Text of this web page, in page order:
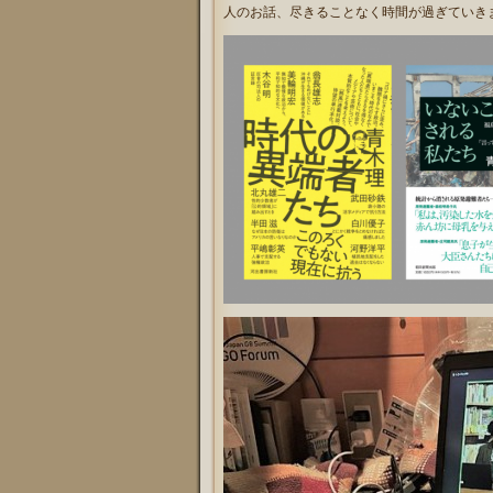
人のお話、尽きることなく時間が過ぎていき